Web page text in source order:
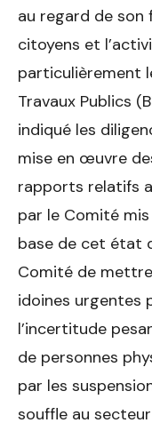
au regard de
citoyens et
particulièrement
Travaux Publics
indiqué les
mise en œuvre
rapports relatifs
par le Comité
base de cet état
Comité de
idoines urgentes
l’incertitude
de personnes
par les
souffle au